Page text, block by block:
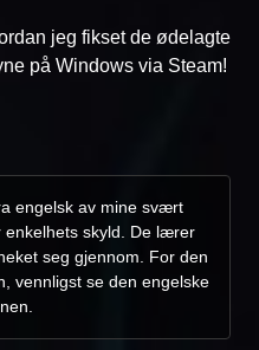
jeg fikset de ødelagte
på Windows via Steam!
engelsk av mine svært
enkelhets skyld. De lærer
seg gjennom. For den
vennligst se den engelske